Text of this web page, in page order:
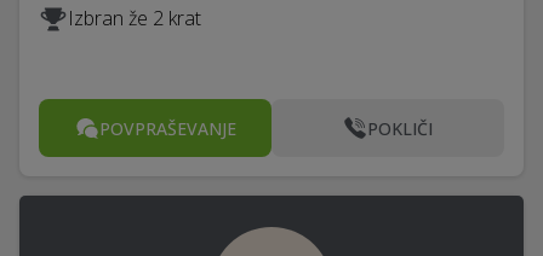
Izbran že 2 krat
POVPRAŠEVANJE POKLIČI